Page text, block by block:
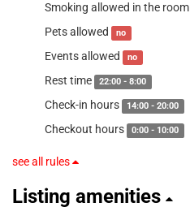
Smoking allowed in the room
Pets allowed no
Events allowed no
Rest time 22:00 - 8:00
Check-in hours 14:00 - 20:00
Checkout hours 0:00 - 10:00
see all rules
Listing amenities